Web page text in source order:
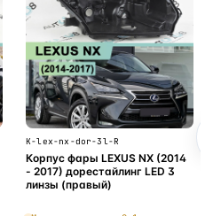
K-lex-nx-dor-3l-R
Корпус фары LEXUS NX (2014
- 2017) дорестайлинг LED 3
линзы (правый)